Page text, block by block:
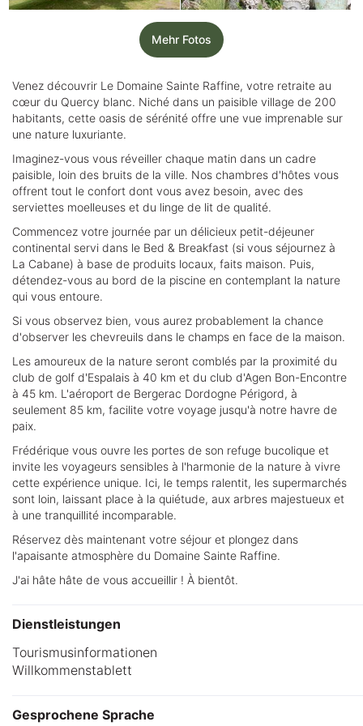
Mehr Fotos
Venez découvrir Le Domaine Sainte Raffine, votre retraite au
cœur du Quercy blanc. Niché dans un paisible village de 200
habitants, cette oasis de sérénité offre une vue imprenable sur
une nature luxuriante.
Imaginez-vous vous réveiller chaque matin dans un cadre
paisible, loin des bruits de la ville. Nos chambres d'hôtes vous
offrent tout le confort dont vous avez besoin, avec des
serviettes moelleuses et du linge de lit de qualité.
Commencez votre journée par un délicieux petit-déjeuner
continental servi dans le Bed & Breakfast (si vous séjournez à
La Cabane) à base de produits locaux, faits maison. Puis,
détendez-vous au bord de la piscine en contemplant la nature
qui vous entoure.
Si vous observez bien, vous aurez probablement la chance
d'observer les chevreuils dans le champs en face de la maison.
Les amoureux de la nature seront comblés par la proximité du
club de golf d'Espalais à 40 km et du club d'Agen Bon-Encontre
à 45 km. L'aéroport de Bergerac Dordogne Périgord, à
seulement 85 km, facilite votre voyage jusqu'à notre havre de
paix.
Frédérique vous ouvre les portes de son refuge bucolique et
invite les voyageurs sensibles à l'harmonie de la nature à vivre
cette expérience unique. Ici, le temps ralentit, les supermarchés
sont loin, laissant place à la quiétude, aux arbres majestueux et
à une tranquillité incomparable.
Réservez dès maintenant votre séjour et plongez dans
l'apaisante atmosphère du Domaine Sainte Raffine.
J'ai hâte hâte de vous accueillir ! À bientôt.
Dienstleistungen
Tourismusinformationen
Willkommenstablett
Gesprochene Sprache